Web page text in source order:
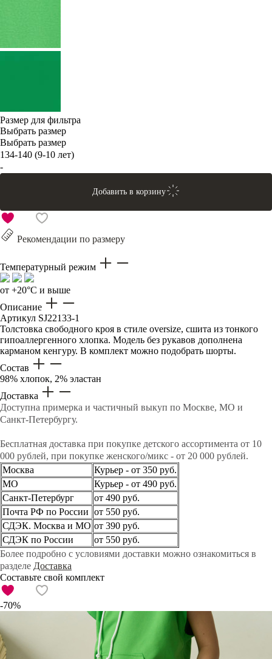
Размер для фильтра
Выбрать размер
Выбрать размер
134-140 (9-10 лет)
-
Добавить в корзину
Рекомендации по размеру
Температурный режим
от +20°C и выше
Описание
Артикул SJ22133-1
Толстовка свободного кроя в стиле oversize, сшита из тонкого
гипоаллергенного хлопка. Модель без рукавов дополнена
карманом кенгуру. В комплект можно подобрать шорты.
Состав
98% хлопок, 2% эластан
Доставка
Доступна примерка и частичный выкуп по Москве, МО и
Санкт-Петербургу.
Бесплатная доставка при покупке детского ассортимента от 10
000 рублей, при покупке женского/микс - от 20 000 рублей.
Москва
Курьер - от 350 руб.
МО
Курьер - от 490 руб.
Санкт-Петербург
от 490 руб.
Почта РФ по России от 550 руб.
СДЭК. Москва и МО от 390 руб.
СДЭК по России
от 550 руб.
Более подробно с условиями доставки можно ознакомиться в
разделе Доставка
Составьте свой комплект
-70%